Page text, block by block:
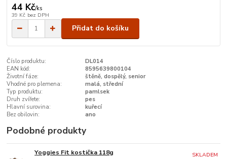
44 Kč/ks
39 Kč bez DPH
Přidat do košíku
Číslo produktu:
DL014
EAN kód:
8595639800104
Životní fáze:
štěně, dospělý, senior
Vhodné pro plemena:
malá, střední
Typ produktu:
pamlsek
Druh zvířete:
pes
Hlavní surovina:
kuřecí
Bez obilovin:
ano
Podobné produkty
Yoggies Fit kostička 118g
SKLADEM